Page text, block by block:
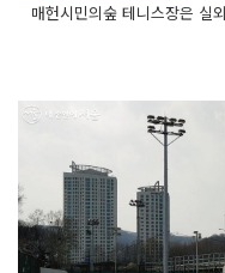
매헌시민의숲 테니스장은